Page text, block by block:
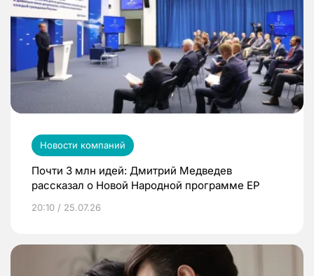
Новости компаний
Почти 3 млн идей: Дмитрий Медведев
рассказал о Новой Народной программе ЕР
20:10 / 25.07.26